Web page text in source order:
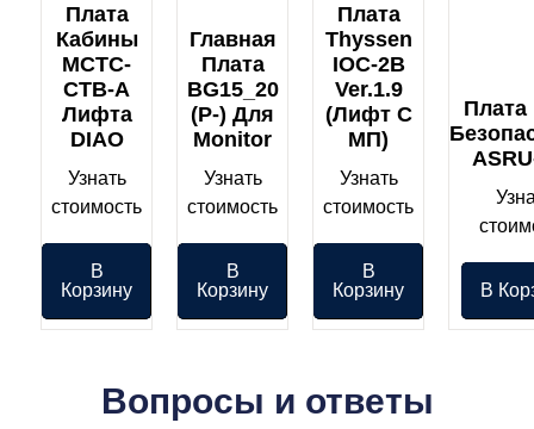
Плата
Кабины
MCTC-
CTB-A
Лифта
DIAO
Узнать
стоимость
В
Корзину
Главная
Плата
BG15_20
(P-) Для
Monitor
Узнать
стоимость
В
Корзину
Плата
Thyssen
IOC-2B
Ver.1.9
(лифт С
МП)
Узнать
стоимость
В
Корзину
Плата
В
Вопросы и ответы